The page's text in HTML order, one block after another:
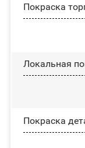
Покраска
Локальная
Покраска